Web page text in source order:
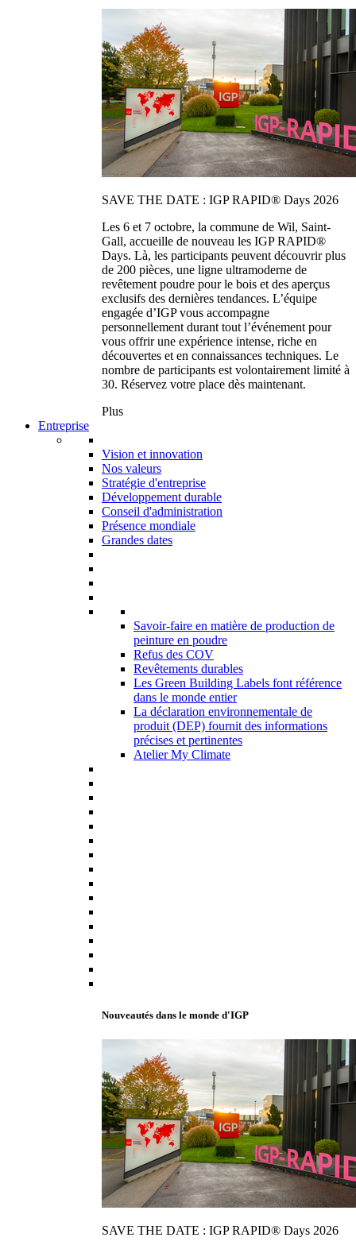
SAVE THE DATE : IGP RAPID® Days 2026
Les 6 et 7 octobre, la commune de Wil, Saint-
Gall, accueille de nouveau les IGP RAPID®
Days. Là, les participants peuvent découvrir plus
de 200 pièces, une ligne ultramoderne de
revêtement poudre pour le bois et des aperçus
exclusifs des dernières tendances. L’équipe
engagée d’IGP vous accompagne
personnellement durant tout l’événement pour
vous offrir une expérience intense, riche en
découvertes et en connaissances techniques. Le
nombre de participants est volontairement limité à
30. Réservez votre place dès maintenant.
Plus
Entreprise
Vision et innovation
Nos valeurs
Stratégie d'entreprise
Développement durable
Conseil d'administration
Présence mondiale
Grandes dates
Savoir-faire en matière de production de
peinture en poudre
Refus des COV
Revêtements durables
Les Green Building Labels font référence
dans le monde entier
La déclaration environnementale de
produit (DEP) fournit des informations
précises et pertinentes
Atelier My Climate
Nouveautés dans le monde d'IGP
SAVE THE DATE : IGP RAPID® Days 2026